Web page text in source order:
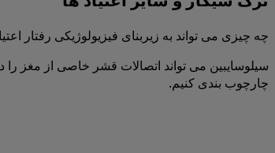
چه چیزی می تواند به زیربنای فیزیولوژیکی رفتار
سیلوسایبین می تواند اتصالات قشر خاصی از مغز را
چارچوب بندی کنیم.